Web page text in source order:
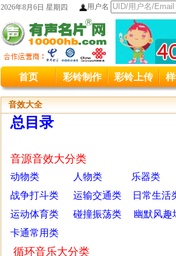
2026年8月6日 星期四 用户名
本站统一服
本站原400接入号
首页 彩铃制作 彩铃上传
音效大全
总目录
音源音效大分类
动物类 人物类 乐器类
战争打斗类
运输交通类 日常生活
运动体育类
碰撞振荡类 幽默风趣
卡通常用类
循环音乐大分类